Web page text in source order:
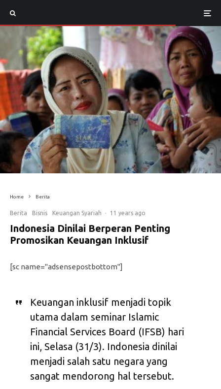
Home Berita
Berita Bisnis Keuangan Syariah · 11 years ago
Indonesia Dinilai Berperan Penting
Promosikan Keuangan Inklusif
[sc name="adsensepostbottom"]
Keuangan inklusif menjadi topik
utama dalam seminar Islamic
Financial Services Board (IFSB) hari
ini, Selasa (31/3). Indonesia dinilai
menjadi salah satu negara yang
sangat mendorong hal tersebut.